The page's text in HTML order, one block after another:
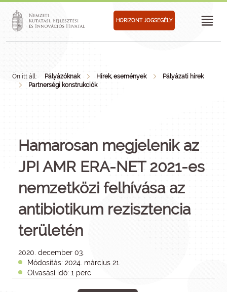
HORIZONT JOGSEGÉLY
Ön itt áll: Pályázóknak Hírek, események
Pályázati hírek
Partnerségi konstrukciók
Hamarosan megjelenik az
JPI AMR ERA-NET 2021-es
nemzetközi felhívása az
antibiotikum rezisztencia
területén
2020. december 03.
Módosítás: 2024. március 21.
Olvasási idő: 1 perc